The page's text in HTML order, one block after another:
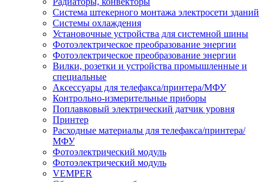
Система штекерного монтажа электросети зданий
Системы охлаждения
Установочные устройства для системной шины
Фотоэлектрическое преобразование энергии
Фотоэлектрическое преобразование энергии
Вилки, розетки и устройства промышленные и
специальные
Аксессуары для телефакса/принтера/МФУ
Контрольно-измерительные приборы
Поплавковый электрический датчик уровня
Принтер
Расходные материалы для телефакса/принтера/
МФУ
Фотоэлектрический модуль
Фотоэлектрический модуль
VEMPER